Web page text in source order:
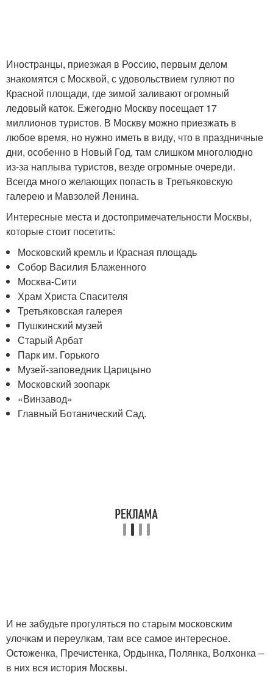
Иностранцы, приезжая в Россию, первым делом
знакомятся с Москвой, с удовольствием гуляют по
Красной площади, где зимой заливают огромный
ледовый каток. Ежегодно Москву посещает 17
миллионов туристов. В Москву можно приезжать в
любое время, но нужно иметь в виду, что в праздничные
дни, особенно в Новый Год, там слишком многолюдно
из-за наплыва туристов, везде огромные очереди.
Всегда много желающих попасть в Третьяковскую
галерею и Мавзолей Ленина.
Интересные места и достопримечательности Москвы,
которые стоит посетить:
Московский кремль и Красная площадь
Собор Василия Блаженного
Москва-Сити
Храм Христа Спасителя
Третьяковская галерея
Пушкинский музей
Старый Арбат
Парк им. Горького
Музей-заповедник Царицыно
Московский зоопарк
«Винзавод»
Главный Ботанический Сад.
И не забудьте прогуляться по старым московским
улочкам и переулкам, там все самое интересное.
Остоженка, Пречистенка, Ордынка, Полянка, Волхонка –
в них вся история Москвы.